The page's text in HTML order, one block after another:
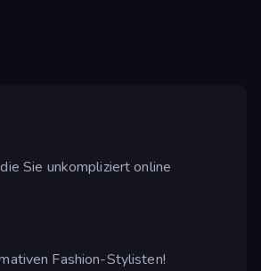
Sie unkompliziert online
Fashion-Stylisten!